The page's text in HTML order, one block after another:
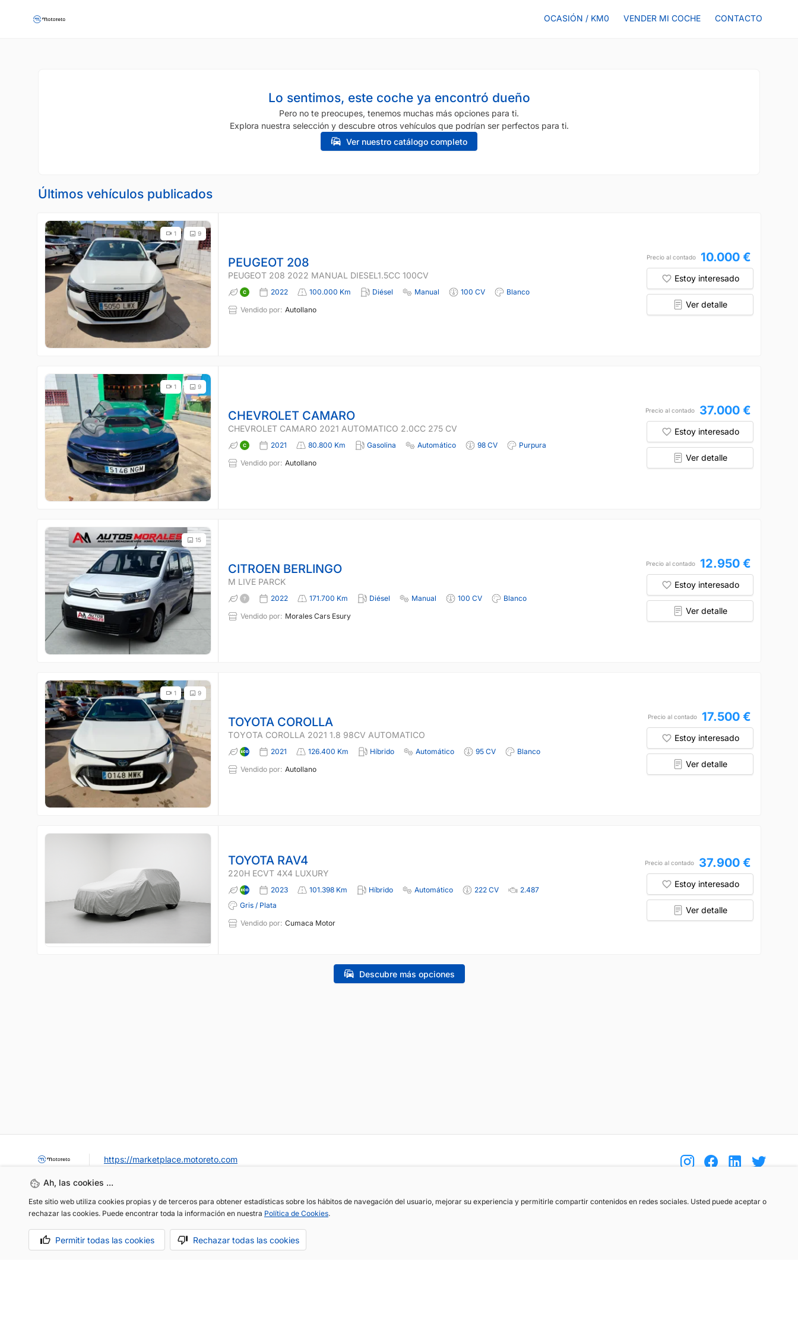
OCASIÓN / KM0 VENDER MI COCHE CONTACTO
Lo sentimos, este coche ya encontró dueño
Pero no te preocupes, tenemos muchas más opciones para ti.
Explora nuestra selección y descubre otros vehículos que podrían ser perfectos para ti.
Ver nuestro catálogo completo
Últimos vehículos publicados
9
1
PEUGEOT 208
PEUGEOT 208 2022 MANUAL DIESEL1.5CC 100CV
2022 100.000 Km Diésel Manual 100 CV
Blanco
Vendido por: Autollano
Precio al contado 10.000 €
Estoy interesado
Ver detalle
9
1
CHEVROLET CAMARO
CHEVROLET CAMARO 2021 AUTOMATICO 2.0CC 275 CV
2021 80.800 Km Gasolina Automático 98 CV
Purpura
Vendido por: Autollano
Precio al contado 37.000 €
Estoy interesado
Ver detalle
15
CITROEN BERLINGO
M LIVE PARCK
2022 171.700 Km Diésel Manual 100 CV
Blanco
Vendido por: Morales Cars Esury
Precio al contado 12.950 €
Estoy interesado
Ver detalle
9
1
TOYOTA COROLLA
TOYOTA COROLLA 2021 1.8 98CV AUTOMATICO
2021 126.400 Km Híbrido Automático 95 CV
Blanco
Vendido por: Autollano
Precio al contado 17.500 €
Estoy interesado
Ver detalle
TOYOTA RAV4
220H ECVT 4X4 LUXURY
2023 101.398 Km Híbrido Automático 222 CV
2.487
Gris / Plata
Vendido por: Cumaca Motor
Precio al contado 37.900 €
Estoy interesado
Ver detalle
Descubre más opciones
Ah, las cookies ...
Este sitio web utiliza cookies propias y de terceros para obtener estadísticas sobre los hábitos de navegación del usuario, mejorar su experiencia y permitirle compartir contenidos en redes sociales. Usted puede aceptar o
rechazar las cookies. Puede encontrar toda la información en nuestra Política de Cookies.
Permitir todas las cookies Rechazar todas las cookies
https://marketplace.motoreto.com